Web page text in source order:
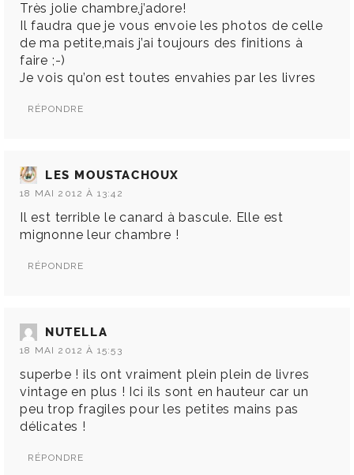
Très jolie chambre,j’adore!
Il faudra que je vous envoie les photos de celle
de ma petite,mais j’ai toujours des finitions à
faire ;-)
Je vois qu’on est toutes envahies par les livres
RÉPONDRE
LES MOUSTACHOUX
18 MAI 2012 À 13:42
Il est terrible le canard à bascule. Elle est
mignonne leur chambre !
RÉPONDRE
NUTELLA
18 MAI 2012 À 15:53
superbe ! ils ont vraiment plein plein de livres
vintage en plus ! Ici ils sont en hauteur car un
peu trop fragiles pour les petites mains pas
délicates !
RÉPONDRE